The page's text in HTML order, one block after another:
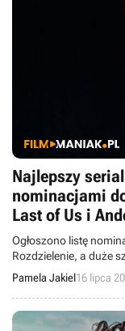
Najlepszy
nominacjami
Last of Us i
„telewizyjnych
Ogłoszono listę
Rozdzielenie, a duże
Colinem Farellem oraz
Pamela Jakiel16 lipca